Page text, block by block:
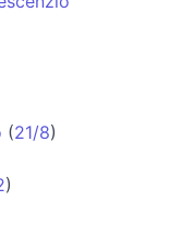
(21/8)
)